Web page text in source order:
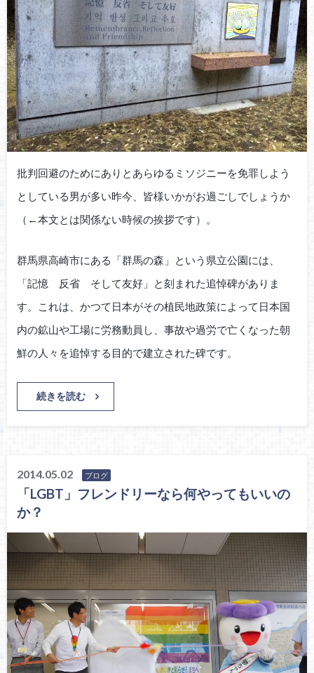
批判回避のためにありとあらゆるミソジニーを免罪しよう
としている男が多い昨今、皆様いかがお過ごしでしょうか
（←本文とは関係ない時候の挨拶です）。
群馬県高崎市にある「群馬の森」という県立公園には、
「記憶 反省 そして友好」と刻まれた追悼碑がありま
す。これは、かつて日本がその植民地政策によって日本国
内の鉱山や工場に労務動員し、事故や過労で亡くなった朝
鮮の人々を追悼する目的で建立された碑です。
続きを読む
2014.05.02 ブログ
「LGBT」フレンドリーなら何やってもいいの
か？